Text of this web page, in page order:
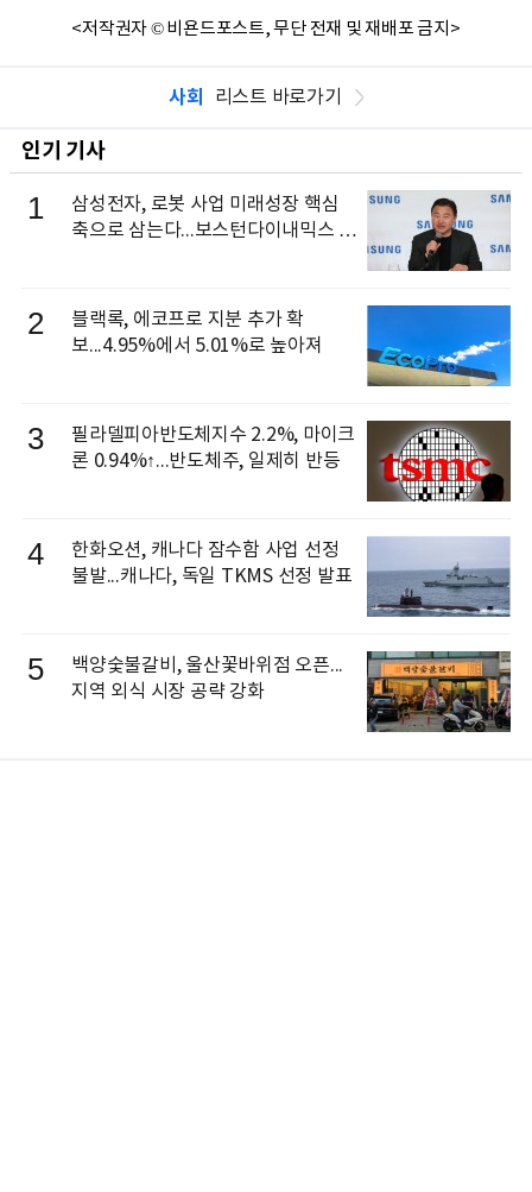
<저작권자 © 비욘드포스트, 무단 전재 및 재배포 금지>
사회 리스트 바로가기
인기 기사
1
삼성전자, 로봇 사업 미래성장 핵심
축으로 삼는다...보스턴다이내믹스 출
2
블랙록, 에코프로 지분 추가 확
보...4.95%에서 5.01%로 높아져
3
필라델피아반도체지수 2.2%, 마이크
론 0.94%↑...반도체주, 일제히 반등
4
한화오션, 캐나다 잠수함 사업 선정
불발...캐나다, 독일 TKMS 선정 발표
5
백양숯불갈비, 울산꽃바위점 오픈...
지역 외식 시장 공략 강화